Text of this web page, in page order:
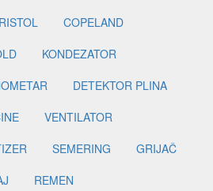
COPELAND
KONDEZATOR
DETEKTOR PLINA
VENTILATOR
SEMERING
GRIJAČ
REMEN